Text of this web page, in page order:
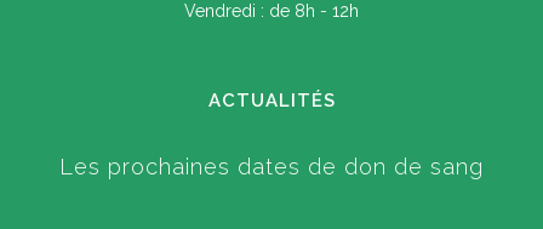
Vendredi : de 8h - 12h
ACTUALITÉS
Les prochaines dates de don de sang